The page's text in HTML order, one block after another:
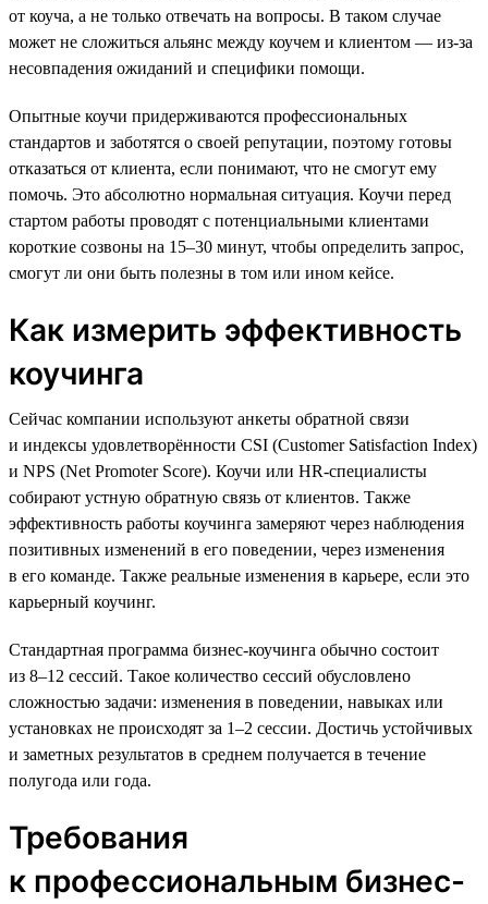
от коуча, а не только отвечать на вопросы. В таком случае
может не сложиться альянс между коучем и клиентом — из-за
несовпадения ожиданий и специфики помощи.
Опытные коучи придерживаются профессиональных
стандартов и заботятся о своей репутации, поэтому готовы
отказаться от клиента, если понимают, что не смогут ему
помочь. Это абсолютно нормальная ситуация. Коучи перед
стартом работы проводят с потенциальными клиентами
короткие созвоны на 15–30 минут, чтобы определить запрос,
смогут ли они быть полезны в том или ином кейсе.
Как измерить эффективность
коучинга
Сейчас компании используют анкеты обратной связи
и индексы удовлетворённости CSI (Customer Satisfaction Index)
и NPS (Net Promoter Score). Коучи или HR-специалисты
собирают устную обратную связь от клиентов. Также
эффективность работы коучинга замеряют через наблюдения
позитивных изменений в его поведении, через изменения
в его команде. Также реальные изменения в карьере, если это
карьерный коучинг.
Стандартная программа бизнес-коучинга обычно состоит
из 8–12 сессий. Такое количество сессий обусловлено
сложностью задачи: изменения в поведении, навыках или
установках не происходят за 1–2 сессии. Достичь устойчивых
и заметных результатов в среднем получается в течение
полугода или года.
Требования
к профессиональным бизнес-